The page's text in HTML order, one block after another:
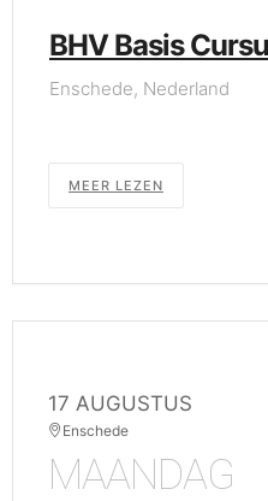
BHV Basis
Enschede, Nederland
MEER LEZEN
17 AUGUSTUS
Enschede
MAANDAG